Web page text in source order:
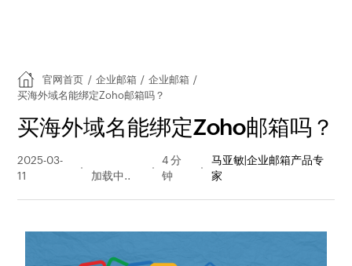
官网首页 / 企业邮箱 / 企业邮箱 /
买海外域名能绑定Zoho邮箱吗？
买海外域名能绑定Zoho邮箱吗？
2025-03-
11
量
4 分
钟
马亚敏|企业邮箱产品专
家